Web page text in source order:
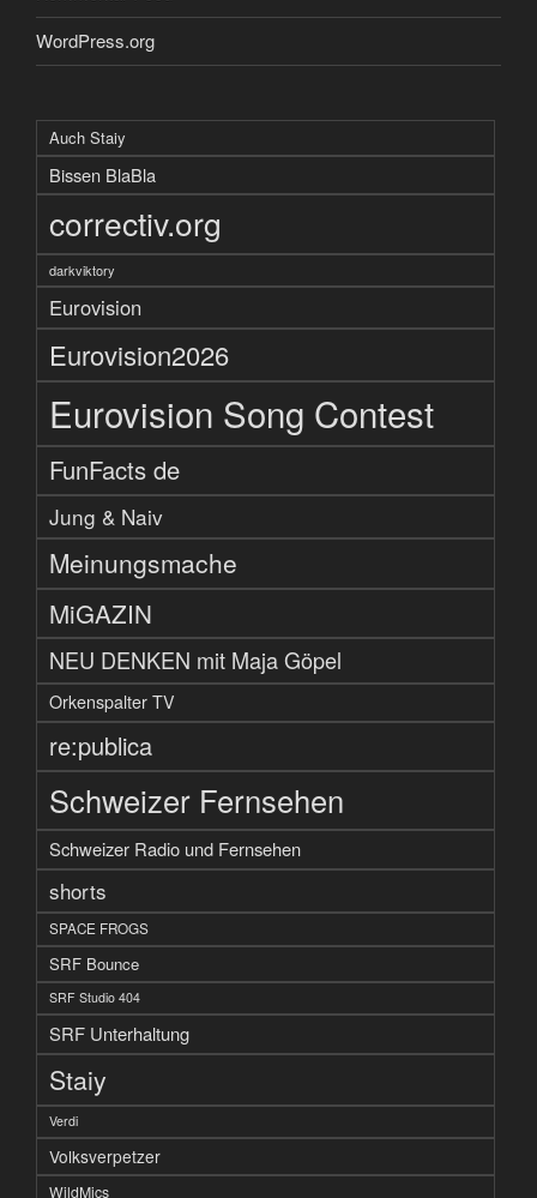
WordPress.org
Auch Staiy
Bissen BlaBla
correctiv.org
darkviktory
Eurovision
Eurovision2026
Eurovision Song Contest
FunFacts de
Jung & Naiv
Meinungsmache
MiGAZIN
NEU DENKEN mit Maja Göpel
Orkenspalter TV
re:publica
Schweizer Fernsehen
Schweizer Radio und Fernsehen
shorts
SPACE FROGS
SRF Bounce
SRF Studio 404
SRF Unterhaltung
Staiy
Verdi
Volksverpetzer
WildMics